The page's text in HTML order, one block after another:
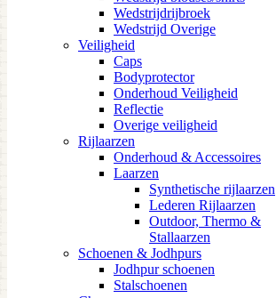
Wedstrijdrijbroek
Wedstrijd Overige
Veiligheid
Caps
Bodyprotector
Onderhoud Veiligheid
Reflectie
Overige veiligheid
Rijlaarzen
Onderhoud & Accessoires
Laarzen
Synthetische rijlaarzen
Lederen Rijlaarzen
Outdoor, Thermo &
Stallaarzen
Schoenen & Jodhpurs
Jodhpur schoenen
Stalschoenen